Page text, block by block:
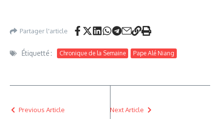
Partager l'article
Étiquetté : Chronique de la Semaine Pape Alé Niang
Previous Article Next Article